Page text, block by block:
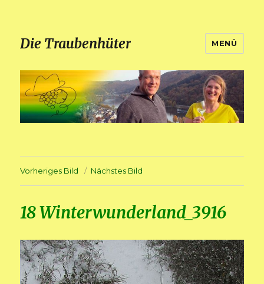
Die Traubenhüter MENÜ
Vorheriges Bild Nächstes Bild
18 Winterwunderland_3916